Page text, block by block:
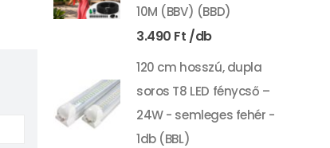
10M (BBV) (BBD)
3.490 Ft
120 cm hosszú, dupla
soros T8 LED fénycső –
24W - semleges fehér -
1db (BBL)